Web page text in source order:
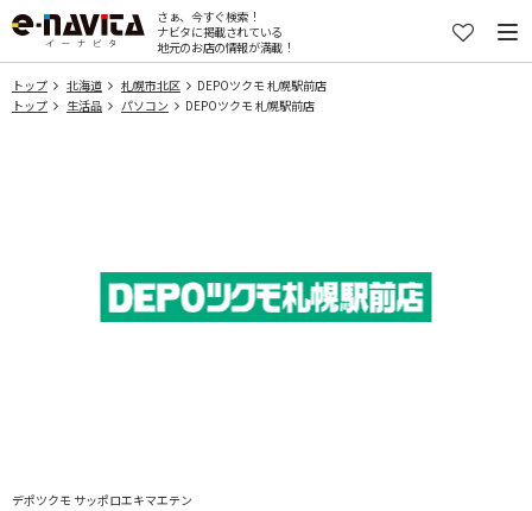
さぁ、今すぐ検索！
ナビタに掲載されている
地元のお店の情報が満載！
トップ 北海道 札幌市北区
DEPOツクモ 札幌駅前店
トップ
生活品 パソコン DEPOツクモ 札幌駅前店
デポツクモ サッポロエキマエテン